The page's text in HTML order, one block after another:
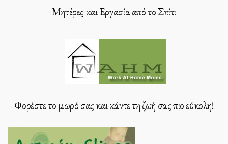
Μητέρες και Εργασία από το Σπίτι
Φορέστε το μωρό σας και κάντε τη ζωή σας πιο εύκολη!